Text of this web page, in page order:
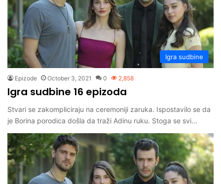
Igra sudbine
Epizode October 3, 2021 0 2,858
Igra sudbine 16 epizoda
Stvari se zakompliciraju na ceremoniji zaruka. Ispostavilo se da
je Borina porodica došla da traži Adinu ruku. Stoga se svi…